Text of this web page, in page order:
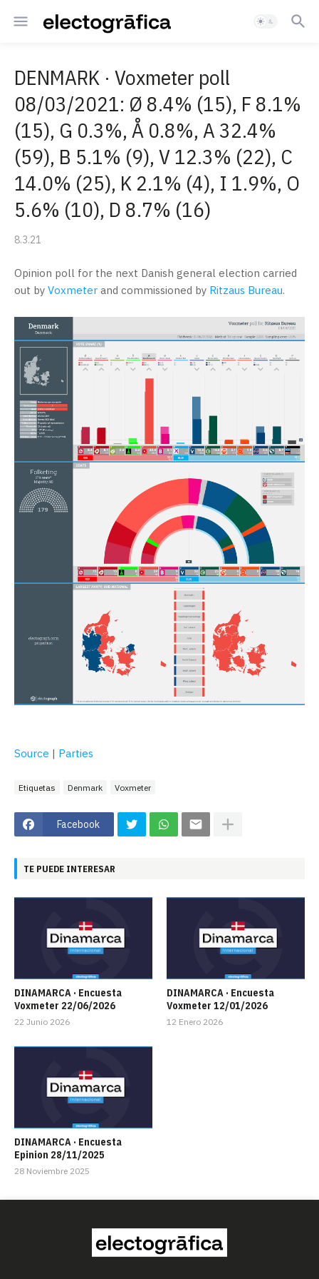
DENMARK · Voxmeter poll
08/03/2021: Ø 8.4% (15), F 8.1%
(15), G 0.3%, Å 0.8%, A 32.4%
(59), B 5.1% (9), V 12.3% (22), C
14.0% (25), K 2.1% (4), I 1.9%, O
5.6% (10), D 8.7% (16)
8.3.21
Opinion poll for the next Danish general election carried
out by Voxmeter and commissioned by Ritzaus Bureau.
Source | Parties
Etiquetas Denmark Voxmeter
Facebook
TE PUEDE INTERESAR
DINAMARCA · Encuesta
Voxmeter 22/06/2026
22 Junio 2026
DINAMARCA · Encuesta
Voxmeter 12/01/2026
12 Enero 2026
DINAMARCA · Encuesta
Epinion 28/11/2025
28 Noviembre 2025